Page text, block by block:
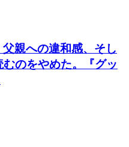
父親への違和感、そし
のをやめた。『グッ